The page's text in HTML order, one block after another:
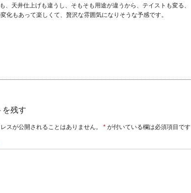
、天井仕上げも違うし、そもそも用途が違うから、テイストも変る、
化もあって楽しくて、贅沢な雰囲気になりそうな予感です。
を残す
スが公開されることはありません。 * が付いている欄は必須項目です